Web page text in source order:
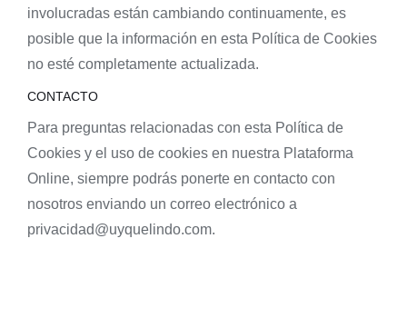
involucradas están cambiando continuamente, es
posible que la información en esta Política de Cookies
no esté completamente actualizada.
CONTACTO
Para preguntas relacionadas con esta Política de
Cookies y el uso de cookies en nuestra Plataforma
Online, siempre podrás ponerte en contacto con
nosotros enviando un correo electrónico a
privacidad@uyquelindo.com.